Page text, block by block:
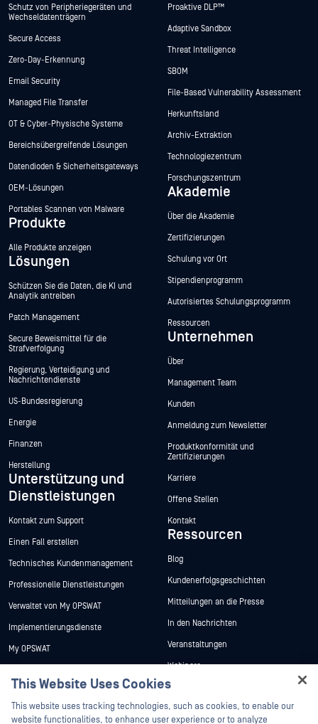
Schutz von Peripheriegeräten und
Wechseldatenträgern
Secure Access
Zero-Day-Erkennung
Email Security
Managed File Transfer
OT & Cyber-Physische Systeme
Bereichsübergreifende Lösungen
Datendioden & Sicherheitsgateways
OEM-Lösungen
Portables Scannen von Malware
Produkte
Alle Produkte anzeigen
Lösungen
Schützen Sie die Daten, die KI und
Analytik antreiben
Patch Management
Secure Beweismittel für die
Strafverfolgung
Regierung, Verteidigung und
Nachrichtendienste
US-Bundesregierung
Energie
Finanzen
Herstellung
Unterstützung und
Dienstleistungen
Kontakt zum Support
Einen Fall erstellen
Technisches Kundenmanagement
Professionelle Dienstleistungen
Verwaltet von My OPSWAT
Implementierungsdienste
My OPSWAT
Ausbildung
Programm zur Behebung von
Proaktive DLP™
Adaptive Sandbox
Threat Intelligence
SBOM
File-Based Vulnerability Assessment
Herkunftsland
Archiv-Extraktion
Technologiezentrum
Forschungszentrum
Akademie
Über die Akademie
Zertifizierungen
Schulung vor Ort
Stipendienprogramm
Autorisiertes Schulungsprogramm
Ressourcen
Unternehmen
Über
Management Team
Kunden
Anmeldung zum Newsletter
Produktkonformität und
Zertifizierungen
Karriere
Offene Stellen
Kontakt
Ressourcen
Blog
Kundenerfolgsgeschichten
Mitteilungen an die Presse
In den Nachrichten
Veranstaltungen
Webinare
Datenblätter
Weiße Papiere
This Website Uses Cookies
This website uses tracking technologies, such as cookies, to enable our
website functionalities, to enhance user experience or to analyze
Hey there!
I'm Ozzy, your OPSWAT virtual assistant.